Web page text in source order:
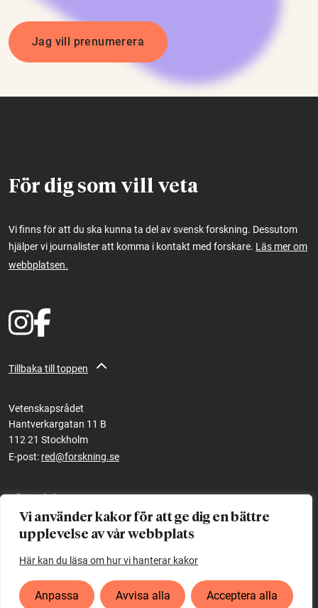
Vi använder kakor för att ge dig en bättre
upplevelse av vår webbplats
Här kan du läsa om hur vi hanterar kakor
Anpassa Avvisa alla Acceptera alla
Jag vill prenumerera
För dig som vill veta
Vi finns för att du ska kunna ta del av svensk forskning. Dessutom
hjälper vi journalister att komma i kontakt med forskare. Läs mer om
webbplatsen.
Tillbaka till toppen
Vetenskapsrådet
Hantverkargatan 11 B
112 21 Stockholm
E-post: red@forskning.se
Tillgänglighet
Ett initiativ avVetenskapsrådet